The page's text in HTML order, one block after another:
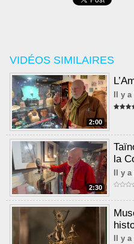
VIDÉOS SIMILAIRES
2:00
Il y
2:30
la
Il y a
Il y